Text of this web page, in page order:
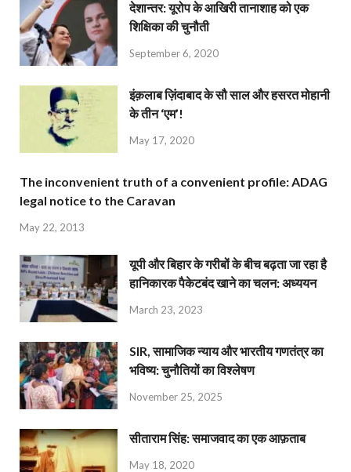
देशान्‍तर: यूरोप के आखिरी तानाशाह को एक
शिक्षिका की चुनौती
September 6, 2020
इंक़लाब ज़िंदाबाद के सौ साल और हसरत मोहानी
के तीन ‘एम’!
May 17, 2020
The inconvenient truth of a convenient profile: ADAG
legal notice to the Caravan
May 22, 2013
यूपी और बिहार के गरीबों के बीच बढ़ता जा रहा है
हानिकारक पैकेटबंद खाने का चलन: अध्ययन
March 23, 2023
SIR, सामाजिक न्याय और भारतीय गणतंत्र का
भविष्य: चुनौतियों का विश्लेषण
November 25, 2025
सीताराम सिंह: समाजवाद का एक आफ़ताब
May 18, 2020